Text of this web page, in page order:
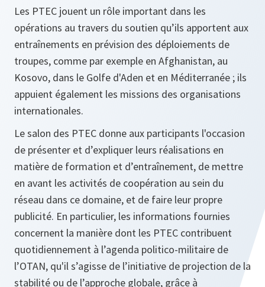
Les PTEC jouent un rôle important dans les
opérations au travers du soutien qu’ils apportent aux
entraînements en prévision des déploiements de
troupes, comme par exemple en Afghanistan, au
Kosovo, dans le Golfe d'Aden et en Méditerranée ; ils
appuient également les missions des organisations
internationales.
Le salon des PTEC donne aux participants l'occasion
de présenter et d’expliquer leurs réalisations en
matière de formation et d’entraînement, de mettre
en avant les activités de coopération au sein du
réseau dans ce domaine, et de faire leur propre
publicité. En particulier, les informations fournies
concernent la manière dont les PTEC contribuent
quotidiennement à l’agenda politico‑militaire de
l’OTAN, qu'il s’agisse de l’initiative de projection de la
stabilité ou de l’approche globale, grâce à